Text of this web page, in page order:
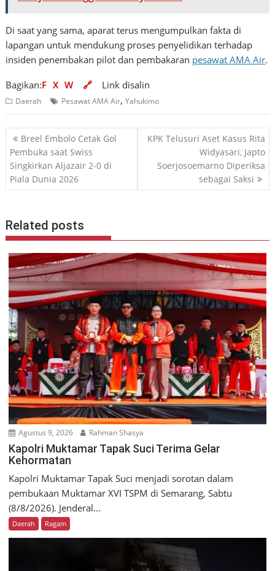
Di saat yang sama, aparat terus mengumpulkan fakta di
lapangan untuk mendukung proses penyelidikan terhadap
insiden penembakan pilot dan pembakaran pesawat AMA Air.
Bagikan:F X W 🔗 Link disalin
Daerah Pesawat AMA Air,Yahukimo
Navigasi
pos
Breel Embolo Cetak Gol
Pembuka saat Swiss
Singkirkan Aljazair 2-0 di
Piala Dunia 2026
KPK Telusuri Aset Kasus Rita
Widyasari, Japto
Soerjosoemarno Diperiksa
sebagai Saksi
Related posts
Agustus 9, 2026 Rahman Shasya
Kapolri Muktamar Tapak Suci Terima Gelar
Kehormatan
Kapolri Muktamar Tapak Suci menjadi sorotan dalam
pembukaan Muktamar XVI TSPM di Semarang, Sabtu
(8/8/2026). Jenderal...
Daerah Ragam